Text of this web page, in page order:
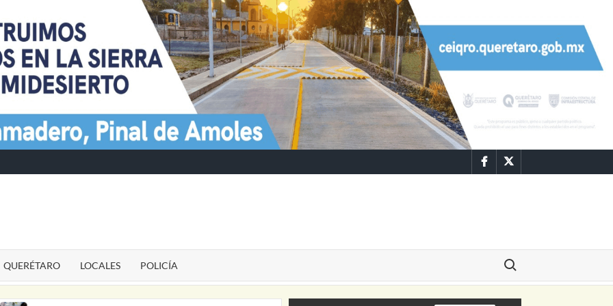
FacebookTwitter
QUERÉTARO LOCALES POLICÍA
Buscar: